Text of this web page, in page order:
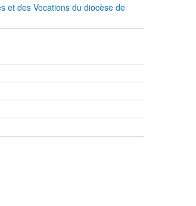
et des Vocations du diocèse de